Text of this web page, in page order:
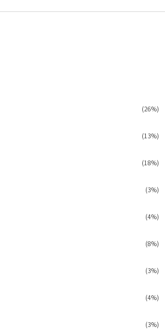
a
(26%)
(13%)
(18%)
(3%)
(4%)
(8%)
(3%)
(4%)
(3%)